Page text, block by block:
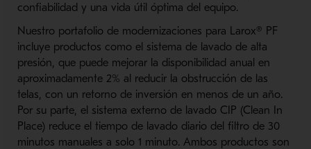
confiabilidad y una vida útil óptima del equipo.
Nuestro portafolio de modernizaciones para Larox® PF
incluye productos como el sistema de lavado de alta
presión, que puede mejorar la disponibilidad anual en
aproximadamente 2% al reducir la obstrucción de las
telas, con un retorno de inversión en menos de un año.
Por su parte, el sistema externo de lavado CIP (Clean In
Place) reduce el tiempo de lavado diario del filtro de 30
minutos manuales a solo 1 minuto. Ambos productos son